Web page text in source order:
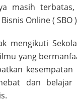
masih
Online ( SBO
mengikuti
yang
dan belajar